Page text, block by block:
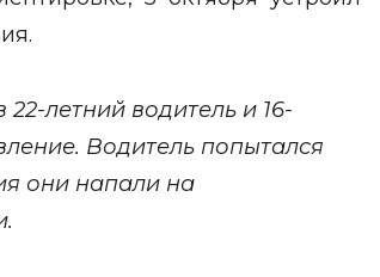
летний водитель и 16-
Водитель попытался
они напали на